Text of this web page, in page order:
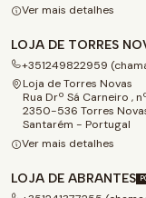
Ver mais detalhes
LOJA DE TORRES
+351249822959
Loja de Torres Novas
Rua Drº Sá Carneiro ,
2350-536 Torres
Santarém - Portugal
Ver mais detalhes
LOJA DE ABRANTES